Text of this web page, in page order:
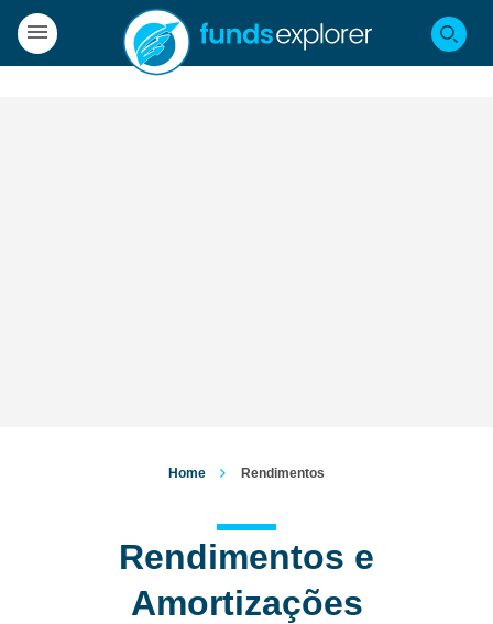
Home Rendimentos
Rendimentos e
Amortizações